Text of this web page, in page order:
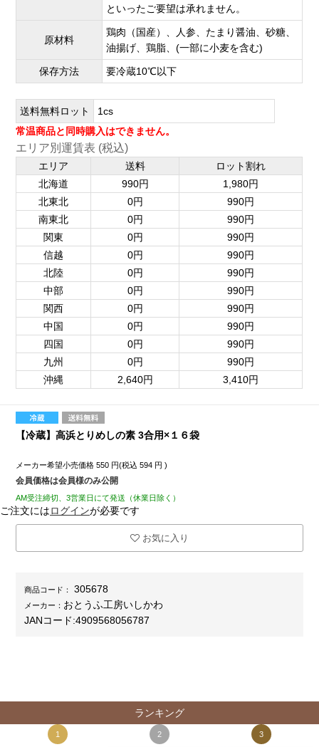
といったご要望は承れません。
原材料
鶏肉（国産）、人参、たまり醤油、砂糖、
油揚げ、鶏脂、(一部に小麦を含む)
保存方法 要冷蔵10℃以下
送料無料ロット
1cs
常温商品と同時購入はできません。
エリア別運賃表 (税込)
エリア 送料
ロット割れ
北海道
990円
1,980円
北東北
0円
990円
南東北
0円
990円
関東
0円
990円
信越
0円
990円
北陸
0円
990円
中部
0円
990円
関西
0円
990円
中国
0円
990円
四国
0円
990円
九州
0円
990円
沖縄
2,640円 3,410円
【冷蔵】高浜とりめしの素 3合用×１６袋
メーカー希望小売価格 550 円(税込594 円 )
会員価格は会員様のみ公開
AM受注締切、3営業日にて発送（休業日除く）
ご注文にはログインが必要です
お気に入り
商品コード： 305678
メーカー： おとうふ工房いしかわ
JANコード:4909568056787
ランキング
1 2 3